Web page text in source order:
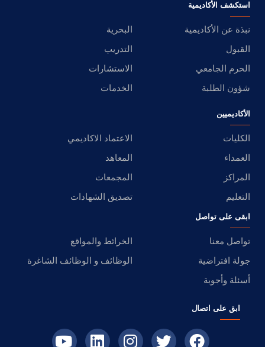
استكشف الأكاديمية
نبذة عن الأكاديمية
البحرية
القبول
التدريب
الحرم الجامعي
الاستشارات
شؤون الطلبة
الخدمات
الأكاديميين
الكليات
الاعتماد الاكاديمي
العمداء
المعاهد
المراكز
المجمعات
التعليم
تصديق الشهادات
ابقى على تواصل
تواصل معنا
الخرائط والمواقع
جولة افتراضية
الوظائف و الوظائف الشاغرة
أسئلة وأجوبة
ابق على اتصال